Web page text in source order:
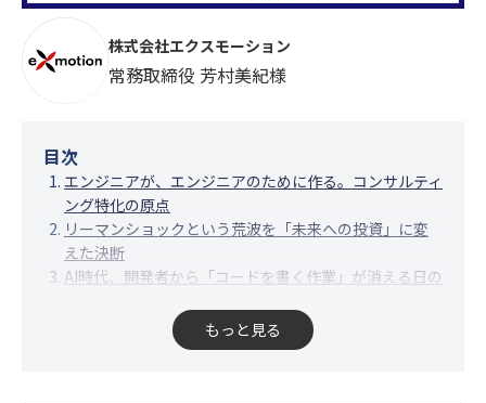
株式会社エクスモーション
常務取締役 芳村美紀様
目次
エンジニアが、エンジニアのために作る。コンサルティ
ング特化の原点
リーマンショックという荒波を「未来への投資」に変
えた決断
AI時代、開発者から「コードを書く作業」が消える日の
稼働の10%を技術に捧げる「帰社日」とフラットな組
もっと見る